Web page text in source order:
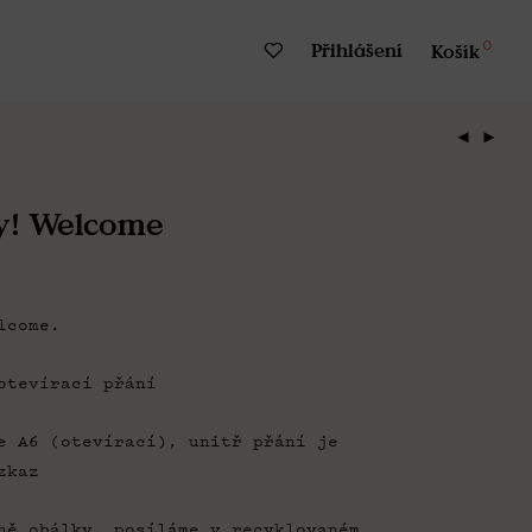
Přihlášení Košík0
Welcome
přání
A6 (otevírací), unitř přání je
obálky, posíláme v recyklovaném